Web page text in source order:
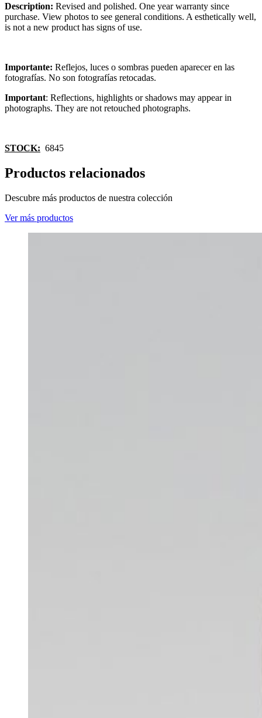
Description: Revised and polished. One year warranty since
purchase. View photos to see general conditions. A esthetically well,
is not a new product has signs of use.
Importante: Reflejos, luces o sombras pueden aparecer en las
fotografías. No son fotografías retocadas.
Important: Reflections, highlights or shadows may appear in
photographs. They are not retouched photographs.
STOCK: 6845
Productos relacionados
Descubre más productos de nuestra colección
Ver más productos